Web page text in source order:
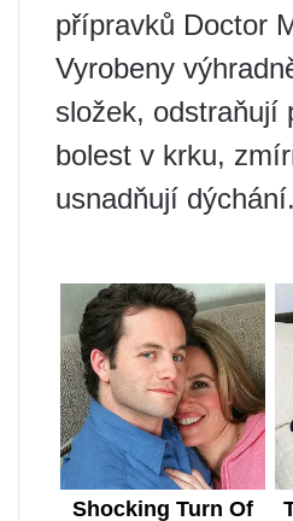
přípravků Doctor
Vyrobeny
složek, odstraňují
bolest v krku,
usnadňují dýchání.